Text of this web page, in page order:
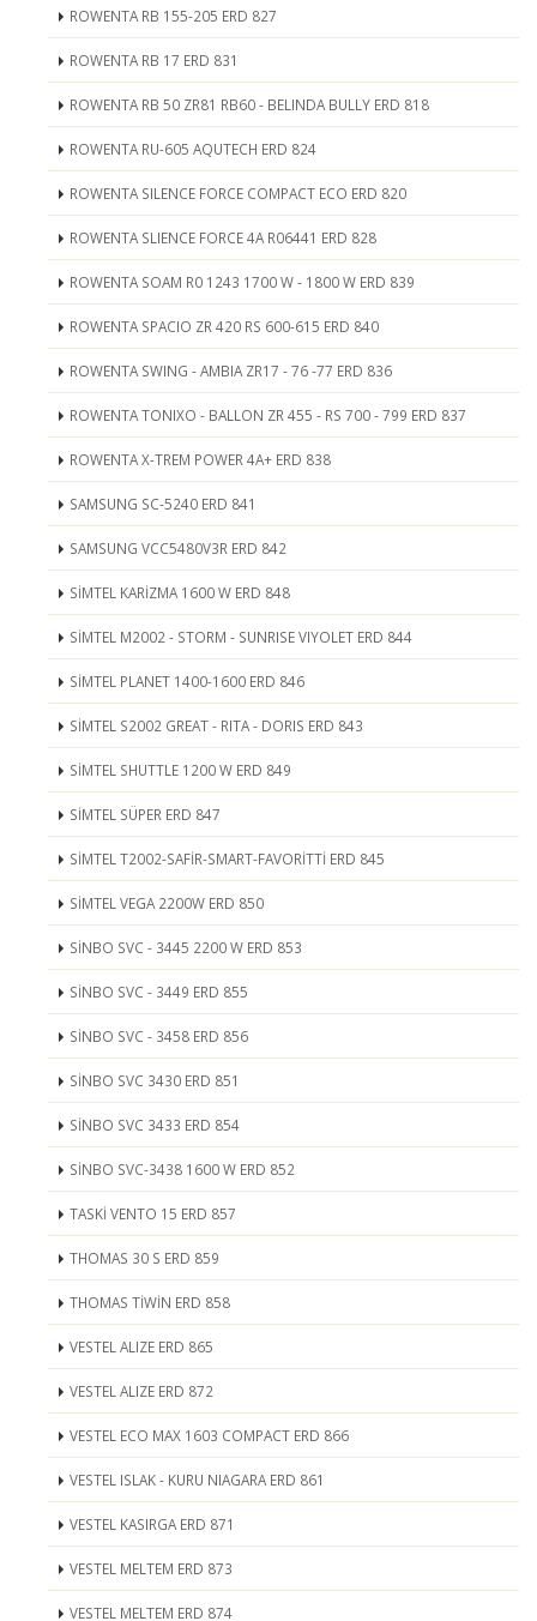
ROWENTA RB 155-205 ERD 827
ROWENTA RB 17 ERD 831
ROWENTA RB 50 ZR81 RB60 - BELINDA BULLY ERD 818
ROWENTA RU-605 AQUTECH ERD 824
ROWENTA SILENCE FORCE COMPACT ECO ERD 820
ROWENTA SLIENCE FORCE 4A R06441 ERD 828
ROWENTA SOAM R0 1243 1700 W - 1800 W ERD 839
ROWENTA SPACIO ZR 420 RS 600-615 ERD 840
ROWENTA SWING - AMBIA ZR17 - 76 -77 ERD 836
ROWENTA TONIXO - BALLON ZR 455 - RS 700 - 799 ERD 837
ROWENTA X-TREM POWER 4A+ ERD 838
SAMSUNG SC-5240 ERD 841
SAMSUNG VCC5480V3R ERD 842
SİMTEL KARİZMA 1600 W ERD 848
SİMTEL M2002 - STORM - SUNRISE VIYOLET ERD 844
SİMTEL PLANET 1400-1600 ERD 846
SİMTEL S2002 GREAT - RITA - DORIS ERD 843
SİMTEL SHUTTLE 1200 W ERD 849
SİMTEL SÜPER ERD 847
SİMTEL T2002-SAFİR-SMART-FAVORİTTİ ERD 845
SİMTEL VEGA 2200W ERD 850
SİNBO SVC - 3445 2200 W ERD 853
SİNBO SVC - 3449 ERD 855
SİNBO SVC - 3458 ERD 856
SİNBO SVC 3430 ERD 851
SİNBO SVC 3433 ERD 854
SİNBO SVC-3438 1600 W ERD 852
TASKİ VENTO 15 ERD 857
THOMAS 30 S ERD 859
THOMAS TİWİN ERD 858
VESTEL ALIZE ERD 865
VESTEL ALIZE ERD 872
VESTEL ECO MAX 1603 COMPACT ERD 866
VESTEL ISLAK - KURU NIAGARA ERD 861
VESTEL KASIRGA ERD 871
VESTEL MELTEM ERD 873
VESTEL MELTEM ERD 874